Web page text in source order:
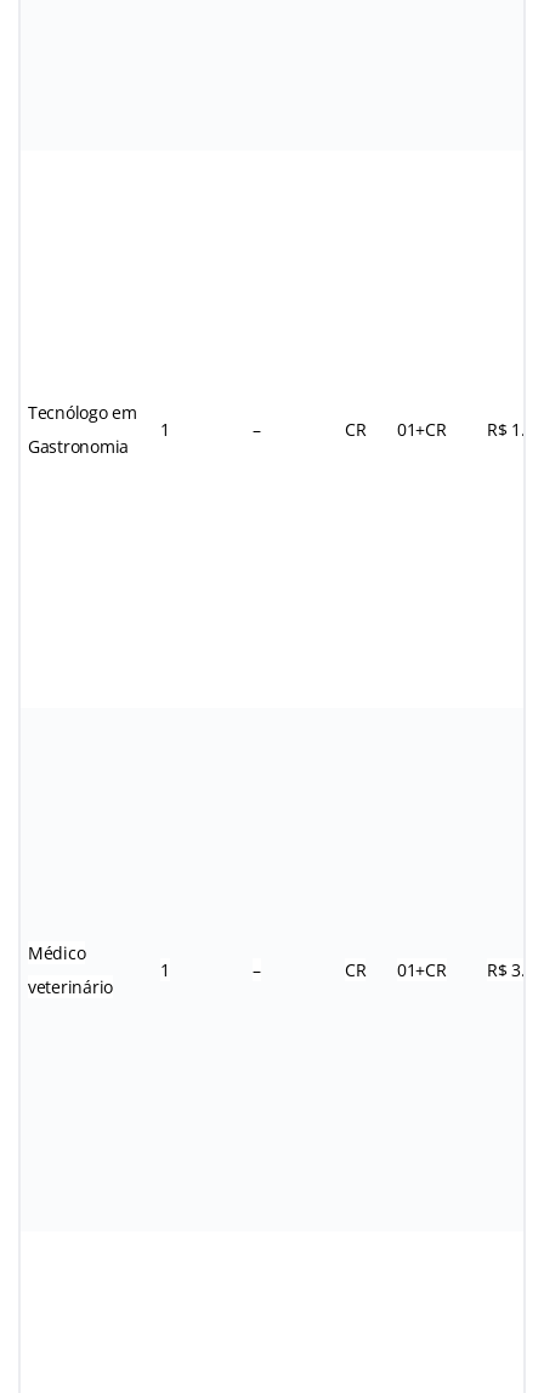
Tecnólogo em
Gastronomia
1 – CR 01+CR R$
Médico
veterinário
1 – CR 01+CR R$